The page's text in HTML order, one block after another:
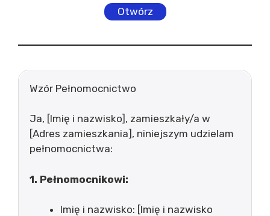
Otwórz
Wzór Pełnomocnictwo
Ja, [Imię i nazwisko], zamieszkały/a w
[Adres zamieszkania], niniejszym udzielam
pełnomocnictwa:
1. Pełnomocnikowi:
Imię i nazwisko: [Imię i nazwisko